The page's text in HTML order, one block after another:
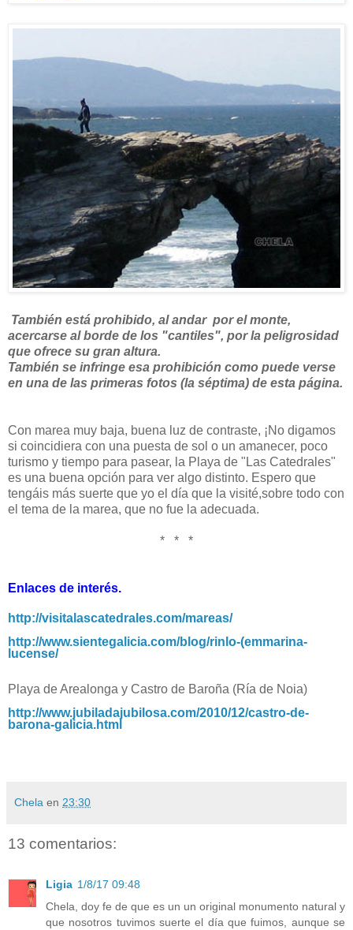
También está prohibido, al andar por el monte,
acercarse al borde de los "cantiles", por la peligrosidad
que ofrece su gran altura.
También se infringe esa prohibición como puede verse
en una de las primeras fotos (la séptima) de esta página.
Con marea muy baja, buena luz de contraste, ¡No digamos
si coincidiera con una puesta de sol o un amanecer, poco
turismo y tiempo para pasear, la Playa de "Las Catedrales"
es una buena opción para ver algo distinto. Espero que
tengáis más suerte que yo el día que la visité,sobre todo con
el tema de la marea, que no fue la adecuada.
* * *
Enlaces de interés.
http://visitalascatedrales.com/mareas/
http://www.sientegalicia.com/blog/rinlo-(emmarina-
lucense/
Playa de Arealonga y Castro de Baroña (Ría de Noia)
http://www.jubiladajubilosa.com/2010/12/castro-de-
barona-galicia.html
Chela en 23:30
13 comentarios:
Ligia 1/8/17 09:48
Chela, doy fe de que es un un original monumento natural y
que nosotros tuvimos suerte el día que fuimos, aunque se